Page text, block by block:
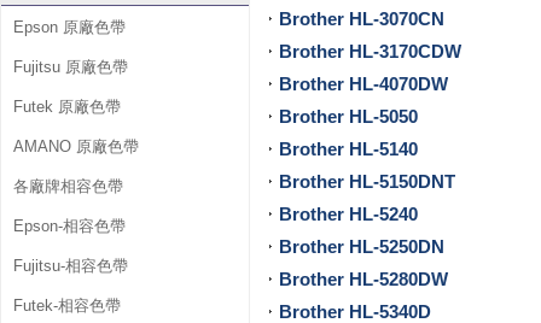
環
保
碳
粉
、
原
Epson 原廠色帶
Fujitsu 原廠色帶
Futek 原廠色帶
AMANO 原廠色帶
各廠牌相容色帶
Epson-相容色帶
Fujitsu-相容色帶
Futek-相容色帶
Brother HL-3070CN
Brother HL-3170CDW
Brother HL-4070DW
Brother HL-5050
Brother HL-5140
Brother HL-5150DNT
Brother HL-5240
Brother HL-5250DN
Brother HL-5280DW
Brother HL-5340D